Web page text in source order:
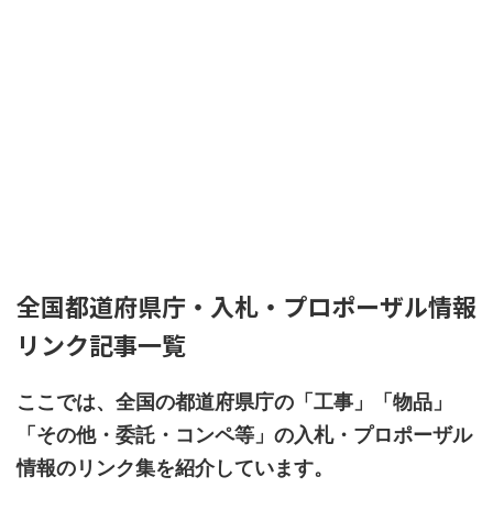
全国都道府県庁・入札・プロポーザル情報
リンク記事一覧
ここでは、全国の都道府県庁の「工事」「物品」
「その他・委託・コンペ等」の入札・プロポーザル
情報のリンク集を紹介しています。